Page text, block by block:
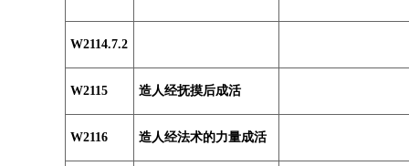
W2114.7.2
W2115 造人经抚摸后成活
W2116 造人经法术的力量成活